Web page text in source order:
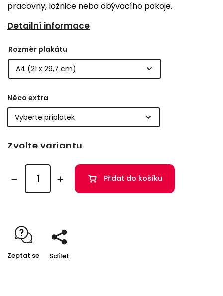
pracovny, ložnice nebo obývacího pokoje.
Detailní informace
Rozměr plakátu
Něco extra
Zvolte variantu
Přidat do košíku
Zeptat se Sdílet